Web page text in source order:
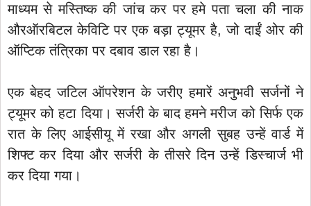
माध्यम से मस्तिष्क की जांच कर पर हमे पता चला की नाक
औरऑरबिटल केविटि पर एक बड़ा ट्यूमर है, जो दाईं ओर की
ऑप्टिक तंत्रिका पर दबाव डाल रहा है।
एक बेहद जटिल ऑपरेशन के जरीए हमारें अनुभवी सर्जनों ने
ट्यूमर को हटा दिया। सर्जरी के बाद हमने मरीज को सिर्फ एक
रात के लिए आईसीयू में रखा और अगली सुबह उन्हें वार्ड में
शिफ्ट कर दिया और सर्जरी के तीसरे दिन उन्हें डिस्चार्ज भी
कर दिया गया।